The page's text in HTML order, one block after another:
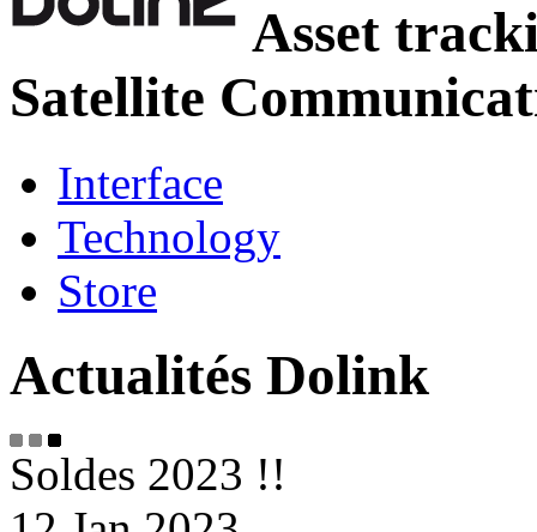
Asset
Satellite
Interface
Technology
Store
Actualités Dolink
Soldes 2023 !!